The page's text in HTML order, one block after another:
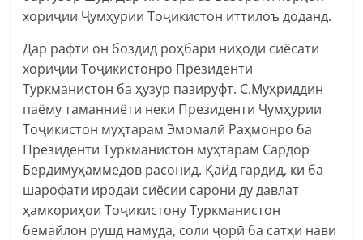
хориҷии Ҷумҳурии Тоҷикистон иттилоъ доданд.
Дар рафти он боздид роҳбари ниҳоди сиёсати
хориҷии Тоҷикистонро Президенти
Туркманистон ба ҳузур пазируфт. С.Муҳриддин
паёму таманниёти неки Президенти Ҷумҳурии
Тоҷикистон муҳтарам Эмомалӣ Раҳмонро ба
Президенти Туркманистон муҳтарам Сардор
Бердимуҳаммедов расонид. Қайд гардид, ки ба
шарофати иродаи сиёсии сарони ду давлат
ҳамкориҳои Тоҷикистону Туркманистон
бемайлон рушд намуда, соли ҷорӣ ба сатҳи нави